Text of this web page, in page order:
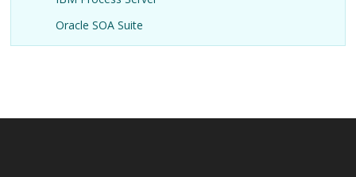
Oracle SOA Suite